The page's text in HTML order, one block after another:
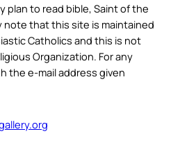
plan to read bible, Saint of the
note that this site is maintained
Catholics and this is not
Organization. For any
the e-mail address given